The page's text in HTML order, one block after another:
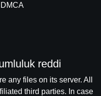
DMCA
reddi
any files on its server. All
third parties. In case